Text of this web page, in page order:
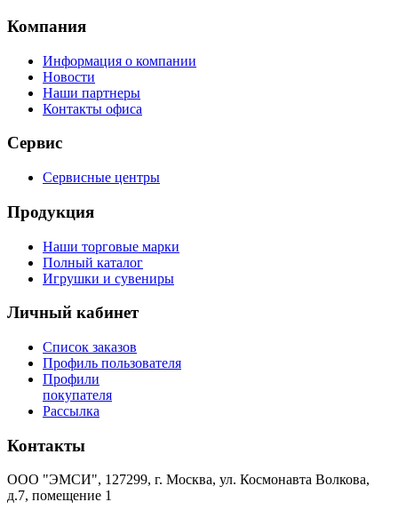
Компания
Информация о компании
Новости
Наши партнеры
Контакты офиса
Сервис
Сервисные центры
Продукция
Наши торговые марки
Полный каталог
Игрушки и сувениры
Личный кабинет
Список заказов
Профиль пользователя
Профили
покупателя
Рассылка
Контакты
ООО "ЭМСИ", 127299, г. Москва, ул. Космонавта Волкова,
д.7, помещение 1